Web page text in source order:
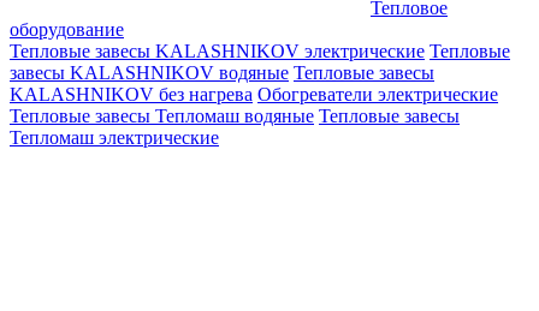
Тепловое
оборудование
Тепловые завесы KALASHNIKOV электрические Тепловые
завесы KALASHNIKOV водяные Тепловые завесы
KALASHNIKOV без нагрева Обогреватели электрические
Тепловые завесы Тепломаш водяные Тепловые завесы
Тепломаш электрические